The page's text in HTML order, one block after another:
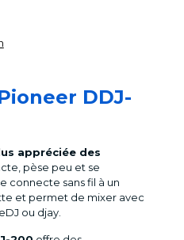
DDJ-
appréciée des
pèse peu et se
connecte sans fil à un
et permet de mixer avec
ou djay.